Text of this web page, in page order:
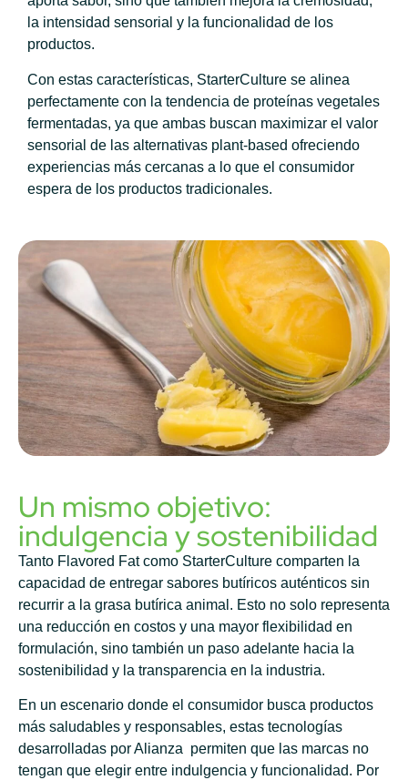
la intensidad sensorial y la funcionalidad de los
productos.
Con estas características, StarterCulture se alinea
perfectamente con la tendencia de proteínas vegetales
fermentadas, ya que ambas buscan maximizar el valor
sensorial de las alternativas plant-based ofreciendo
experiencias más cercanas a lo que el consumidor
espera de los productos tradicionales.
Un mismo objetivo:
indulgencia y sostenibilidad
Tanto Flavored Fat como StarterCulture comparten la
capacidad de entregar sabores butíricos auténticos sin
recurrir a la grasa butírica animal. Esto no solo representa
una reducción en costos y una mayor flexibilidad en
formulación, sino también un paso adelante hacia la
sostenibilidad y la transparencia en la industria.
En un escenario donde el consumidor busca productos
más saludables y responsables, estas tecnologías
desarrolladas por Alianza permiten que las marcas no
tengan que elegir entre indulgencia y funcionalidad. Por